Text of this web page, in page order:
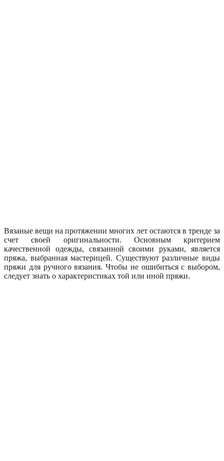
Вязаные вещи на протяжении многих лет остаются в тренде за
счет своей оригинальности. Основным критерием
качественной одежды, связанной своими руками, является
пряжа, выбранная мастерицей. Существуют различные виды
пряжи для ручного вязания. Чтобы не ошибиться с выбором,
следует знать о характеристиках той или иной пряжи.